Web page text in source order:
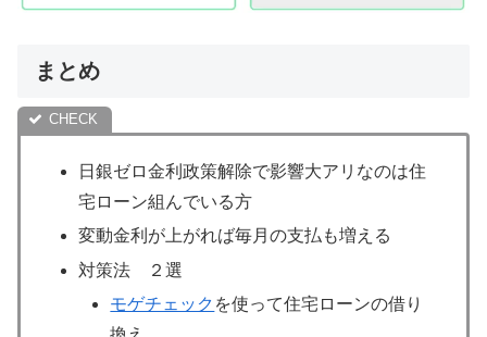
まとめ
日銀ゼロ金利政策解除で影響大アリなのは住
宅ローン組んでいる方
変動金利が上がれば毎月の支払も増える
対策法 ２選
モゲチェック を使って住宅ローンの借り